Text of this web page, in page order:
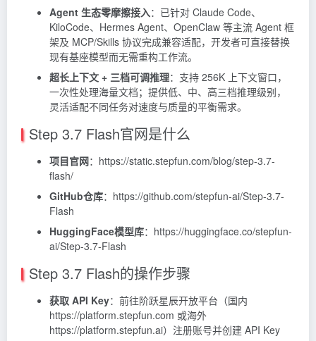
Agent 生态零摩擦接入：已针对 Claude Code、
KiloCode、Hermes Agent、OpenClaw 等主流 Agent 框
架及 MCP/Skills 协议完成兼容适配，开发者可直接替换
现有基座模型而无需重构工作流。
超长上下文 + 三档可调推理：支持 256K 上下文窗口，
一次性处理海量文档；提供低、中、高三档推理级别，
灵活适配不同任务对速度与质量的平衡需求。
Step 3.7 Flash官网是什么
项目官网：https://static.stepfun.com/blog/step-3.7-
flash/
GitHub仓库：https://github.com/stepfun-ai/Step-3.7-
Flash
HuggingFace模型库：https://huggingface.co/stepfun-
ai/Step-3.7-Flash
Step 3.7 Flash的操作步骤
获取 API Key：前往阶跃星辰开放平台（国内
https://platform.stepfun.com 或海外
https://platform.stepfun.ai）注册账号并创建 API Key